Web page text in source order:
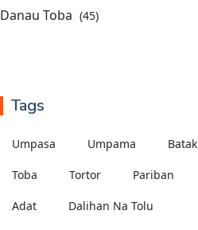
Danau Toba (45)
Tags
Umpasa Umpama Batak
Toba Tortor Pariban
Adat Dalihan Na Tolu